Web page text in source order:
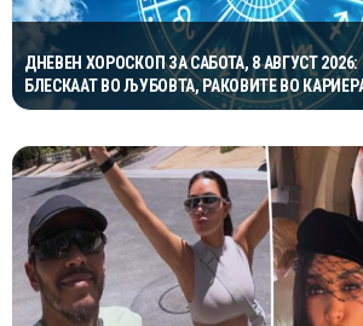
ДНЕВЕН ХОРОСКОП ЗА САБОТА, 8 АВГУСТ
БЛЕСКААТ ВО ЉУБОВТА, РАКОВИТЕ ВО
ОДЛИЧЕН ДЕН ЗА ХАРМОНИЈА